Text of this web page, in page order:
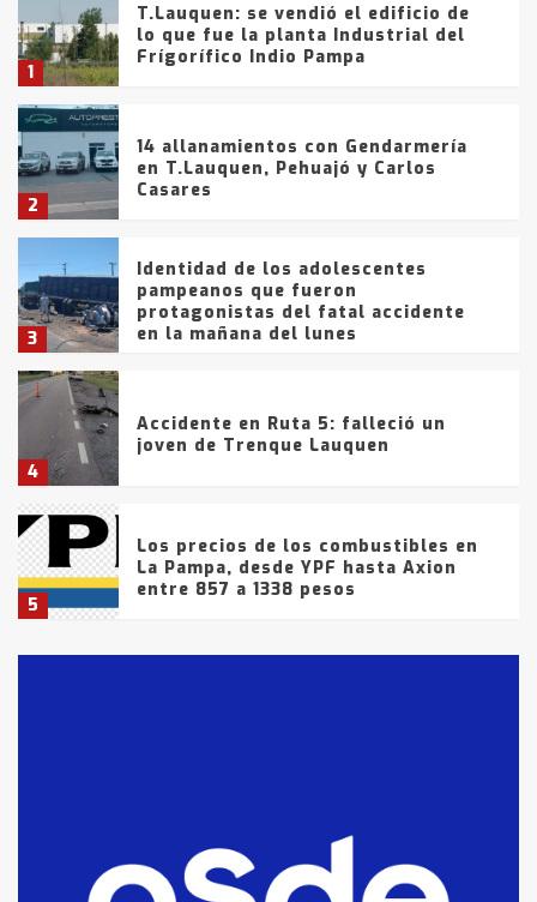
1
T.Lauquen: se vendió el edificio de
lo que fue la planta Industrial del
Frígorífico Indio Pampa
2
14 allanamientos con Gendarmería
en T.Lauquen, Pehuajó y Carlos
Casares
3
Identidad de los adolescentes
pampeanos que fueron
protagonistas del fatal accidente
en la mañana del lunes
4
Accidente en Ruta 5: falleció un
joven de Trenque Lauquen
5
Los precios de los combustibles en
La Pampa, desde YPF hasta Axion
entre 857 a 1338 pesos
fueron detenidos por
comercialización de drogas en la
tarde del sábado